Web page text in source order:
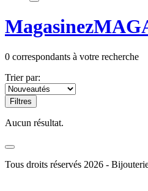
Magasinez
0 correspondants à votre recherche
Trier par:
Filtres
Aucun résultat.
Tous droits réservés 2026 -